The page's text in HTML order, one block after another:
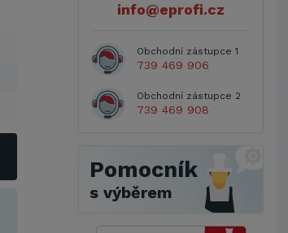
info@eprofi.cz
Obchodní zástupce 1
739 469 906
Obchodní zástupce 2
739 469 908
Pomocník
s výběrem